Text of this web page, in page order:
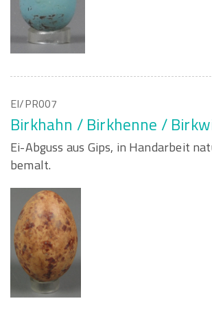
EI/PR007
Birkhahn / Birkhenne /
Ei-Abguss aus Gips, in Handarbeit
bemalt.